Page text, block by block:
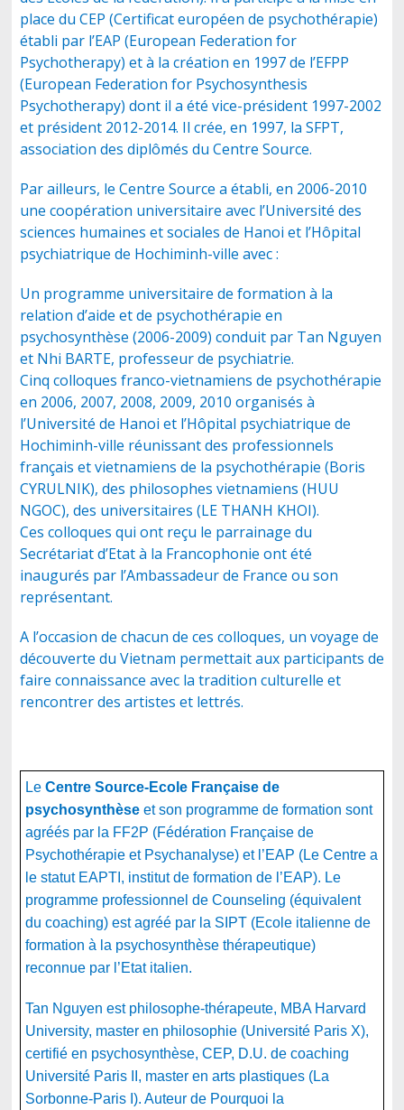
place du CEP (Certificat européen de psychothérapie)
établi par l’EAP (European Federation for
Psychotherapy) et à la création en 1997 de l’EFPP
(European Federation for Psychosynthesis
Psychotherapy) dont il a été vice-président 1997-2002
et président 2012-2014. Il crée, en 1997, la SFPT,
association des diplômés du Centre Source.
Par ailleurs, le Centre Source a établi, en 2006-2010
une coopération universitaire avec l’Université des
sciences humaines et sociales de Hanoi et l’Hôpital
psychiatrique de Hochiminh-ville avec :
Un programme universitaire de formation à la
relation d’aide et de psychothérapie en
psychosynthèse (2006-2009) conduit par Tan Nguyen
et Nhi BARTE, professeur de psychiatrie.
Cinq colloques franco-vietnamiens de psychothérapie
en 2006, 2007, 2008, 2009, 2010 organisés à
l’Université de Hanoi et l’Hôpital psychiatrique de
Hochiminh-ville réunissant des professionnels
français et vietnamiens de la psychothérapie (Boris
CYRULNIK), des philosophes vietnamiens (HUU
NGOC), des universitaires (LE THANH KHOI).
Ces colloques qui ont reçu le parrainage du
Secrétariat d’Etat à la Francophonie ont été
inaugurés par l’Ambassadeur de France ou son
représentant.
A l’occasion de chacun de ces colloques, un voyage de
découverte du Vietnam permettait aux participants de
faire connaissance avec la tradition culturelle et
rencontrer des artistes et lettrés.
Le Centre Source-Ecole Française de
psychosynthèseet son programme de formation sont
agréés par la FF2P (Fédération Française de
Psychothérapie et Psychanalyse) et l’EAP (Le Centre a
le statut EAPTI, institut de formation de l’EAP). Le
programme professionnel de Counseling (équivalent
du coaching) est agréé par la SIPT (Ecole italienne de
formation à la psychosynthèse thérapeutique)
reconnue par l’Etat italien.
Tan Nguyen est philosophe-thérapeute, MBA Harvard
University, master en philosophie (Université Paris X),
certifié en psychosynthèse, CEP, D.U. de coaching
Université Paris II, master en arts plastiques (La
Sorbonne-Paris I). Auteur de Pourquoi la